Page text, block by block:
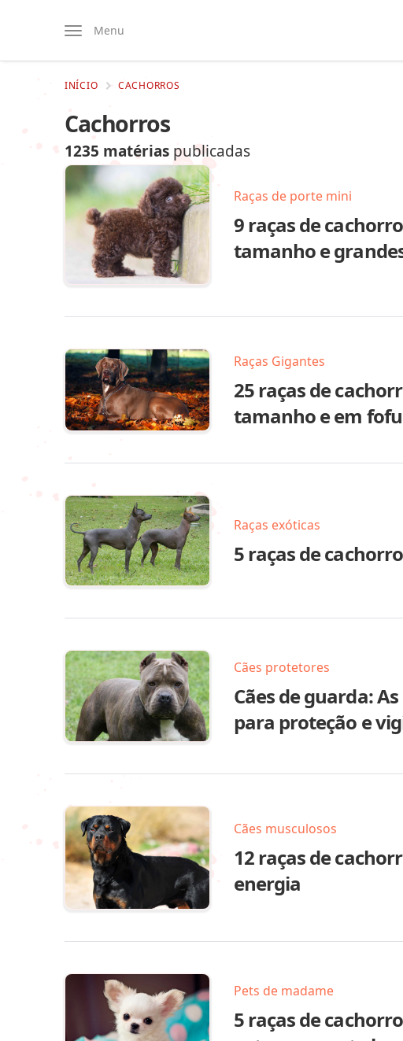
Menu
INÍCIO CACHORROS
Cachorros
1235 matérias publicadas
Raças de porte mini
9 raças de
tamanho e
Raças Gigantes
25 raças de
tamanho e em
Raças exóticas
5 raças de
Cães protetores
Cães de guarda:
para proteção e
Cães musculosos
12 raças de
energia
Pets de madame
5 raças de